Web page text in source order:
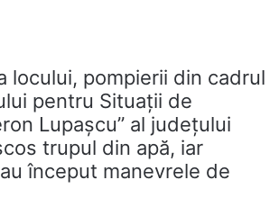
locului, pompierii din cadrul
pentru Situații de
Lupașcu” al județului
trupul din apă, iar
început manevrele de